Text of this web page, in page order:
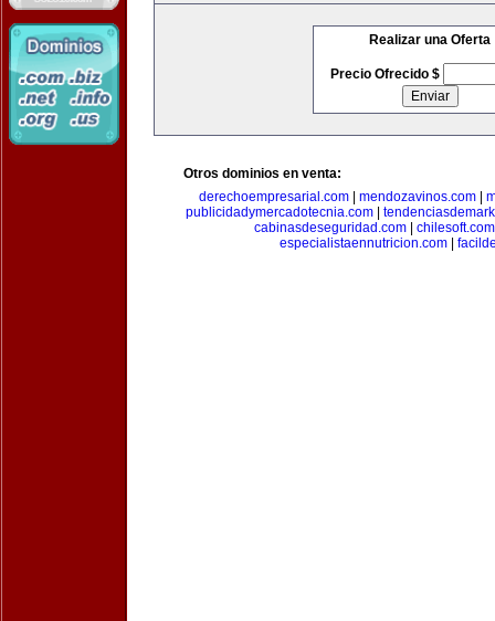
Realizar una Oferta
Precio Ofrecido $
Otros dominios en venta:
derechoempresarial.com
mendozavinos.com
publicidadymercadotecnia.com|
cabinasdeseguridad.com| chilesoft.com
especialistaennutricion.com|